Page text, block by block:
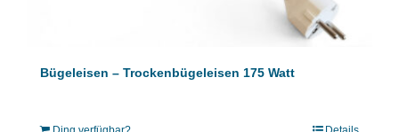
Bügeleisen – Trockenbügeleisen 175 Watt